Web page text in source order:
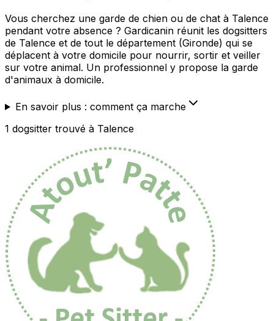
Vous cherchez une garde de chien ou de chat à Talence
pendant votre absence ? Gardicanin réunit les dogsitters
de Talence et de tout le département (Gironde) qui se
déplacent à votre domicile pour nourrir, sortir et veiller
sur votre animal. Un professionnel y propose la garde
d'animaux à domicile.
En savoir plus : comment ça marche
1 dogsitter trouvé à Talence